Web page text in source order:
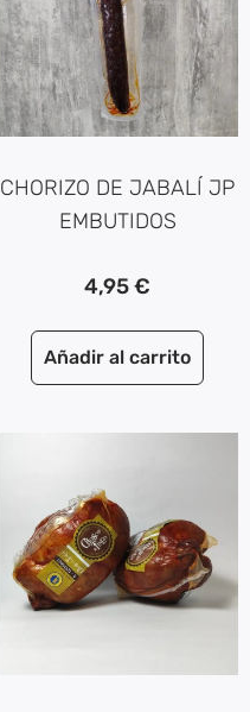
CHORIZO DE JABALÍ JP
EMBUTIDOS
4,95€
Añadir al carrito